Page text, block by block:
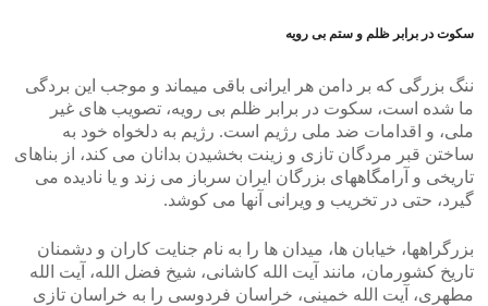
سکوت در برابر ظلم و ستم بی رویه
ننگ بزرگی که بر دامن هر ایرانی باقی میماند و موجب این بردگی
ما شده است، سکوت در برابر ظلم بی رویه، تصویب های غیر
ملی، و اقدامات ضد ملی رژیم است. رژیم به دلخواه خود به
ساختن قبر مردگان تازی و زینت بخشیدن بدانان می کند، از بناهای
تاریخی و آرامگاههای بزرگان ایران سرباز می زند و یا نادیده می
گیرد، حتی در تخریب و ویرانی آنها می کوشد.
بزرگراهها، خیابان ها، میدان ها را به نام جنایت کاران و دشمنان
تاریخ کشورمان، مانند آیت الله کاشانی، شیخ فضل الله، آیت الله
مطهری، آیت الله خمینی، خراسان فردوسی را به خراسان تازی